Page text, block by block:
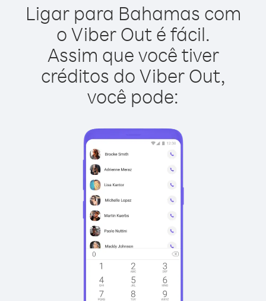
Ligar para Bahamas com
o Viber Out é fácil.
Assim que você tiver
créditos do Viber Out,
você pode: